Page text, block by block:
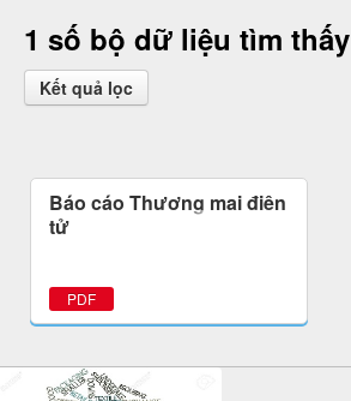
1 số bộ dữ liệu tìm thấy
Kết quả lọc
Báo cáo Thương mại điện
tử
PDF